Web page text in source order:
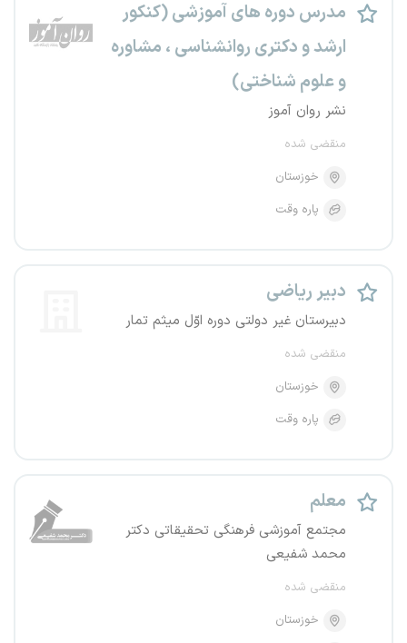
مدرس دوره های آموزشی (کنکور
ارشد و دکتری روانشناسی ، مشاوره
و علوم شناختی)
نشر روان آموز
منقضی شده
خوزستان
پاره وقت
دبیر ریاضی
دبیرستان غیر دولتی دوره اوّل میثم تمار
منقضی شده
خوزستان
پاره وقت
معلم
مجتمع آموزشی فرهنگی تحقیقاتی دکتر
محمد شفیعی
منقضی شده
خوزستان